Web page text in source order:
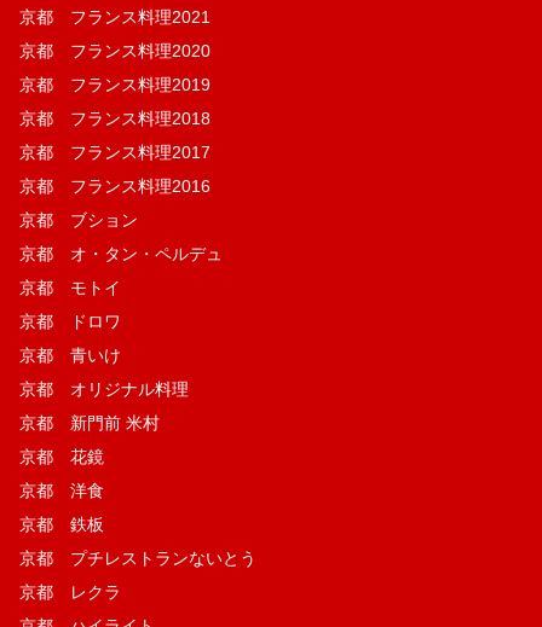
京都 フランス料理2021
京都 フランス料理2020
京都 フランス料理2019
京都 フランス料理2018
京都 フランス料理2017
京都 フランス料理2016
京都 ブション
京都 オ・タン・ペルデュ
京都 モトイ
京都 ドロワ
京都 青いけ
京都 オリジナル料理
京都 新門前 米村
京都 花鏡
京都 洋食
京都 鉄板
京都 プチレストランないとう
京都 レクラ